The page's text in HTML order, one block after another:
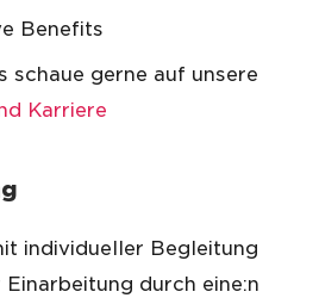
Benefits
schaue gerne auf unsere
Karriere
individueller Begleitung
durch eine:n